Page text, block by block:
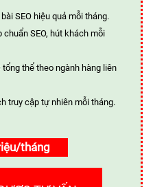
SEO hiệu quả mỗi tháng.
chuẩn SEO, hút khách mỗi
thể theo ngành hàng liên
truy cập tự nhiên mỗi tháng.
tháng